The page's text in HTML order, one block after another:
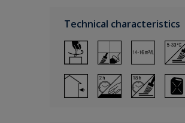
Technical characteristics